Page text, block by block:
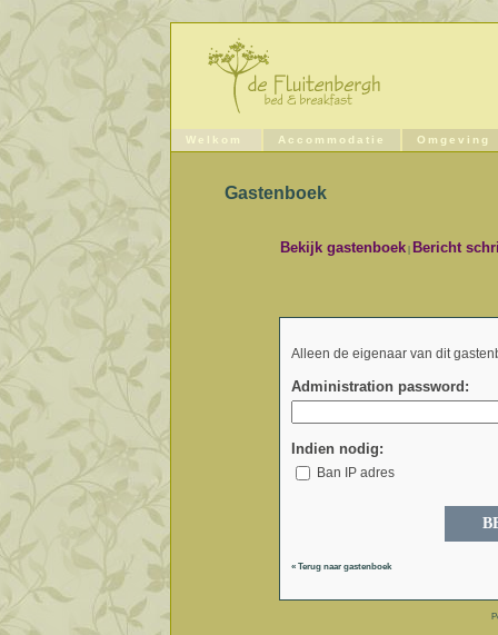
Welkom Accommodatie Omgeving
Gastenboek
Bekijk gastenboek| Bericht
Alleen de eigenaar van dit
Administration password:
Indien nodig:
Ban IP adres
« Terug naar gastenboek